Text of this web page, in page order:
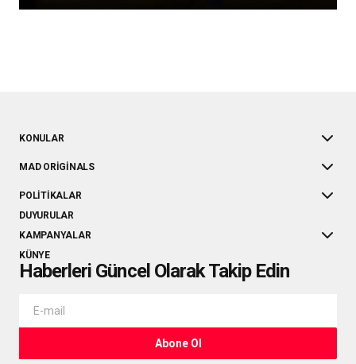
KONULAR
MAD ORIGINALS
POLITIKALAR
DUYURULAR
KAMPANYALAR
KÜNYE
Haberleri Güncel Olarak Takip Edin
Abone Ol